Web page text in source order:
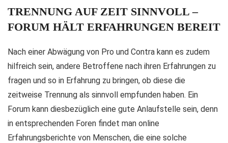
TRENNUNG AUF ZEIT SINNVOLL –
FORUM HÄLT ERFAHRUNGEN BEREIT
Nach einer Abwägung von Pro und Contra kann es zudem
hilfreich sein, andere Betroffene nach ihren Erfahrungen zu
fragen und so in Erfahrung zu bringen, ob diese die
zeitweise Trennung als sinnvoll empfunden haben. Ein
Forum kann diesbezüglich eine gute Anlaufstelle sein, denn
in entsprechenden Foren findet man online
Erfahrungsberichte von Menschen, die eine solche